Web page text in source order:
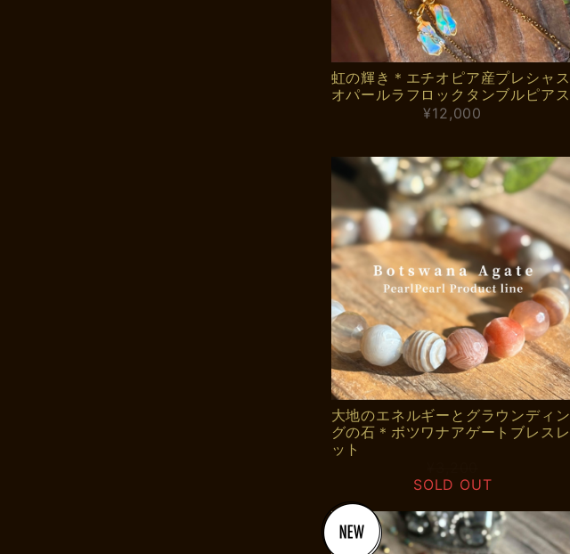
虹の輝き＊エチオピア産プレシャス
オパールラフロックタンブルピアス
¥12,000
大地のエネルギーとグラウンディン
グの石＊ボツワナアゲートブレスレ
ット
SOLD OUT